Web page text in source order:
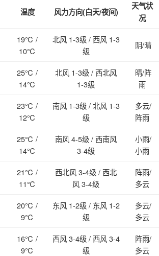
温度 风力方向(白天/夜间)
天气状
况
19℃ /
10℃
北风 1-3级 / 西风 1-3
级
阴/晴
25℃ /
14℃
北风 1-3级 / 西北风
1-3级
晴/阵
雨
23℃ /
12℃
南风 1-3级 / 北风 1-3
级
多云/
阵雨
25℃ /
14℃
南风 4-5级 / 西南风
3-4级
小雨/
小雨
21℃ /
11℃
西北风 3-4级 / 西北
风 3-4级
阵雨/
多云
20℃ /
9℃
东风 1-2级 / 东风 1-2
级
多云/
多云
16℃ /
9℃
西风 3-4级 / 西风 3-4
级
阵雨/
多云